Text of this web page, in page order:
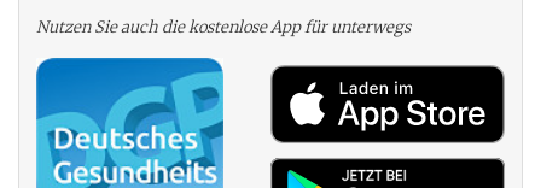
Nutzen Sie auch die kosten­lose App für unterwegs